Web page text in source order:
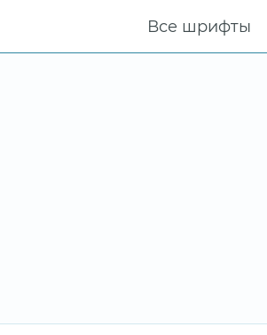
Все шрифты